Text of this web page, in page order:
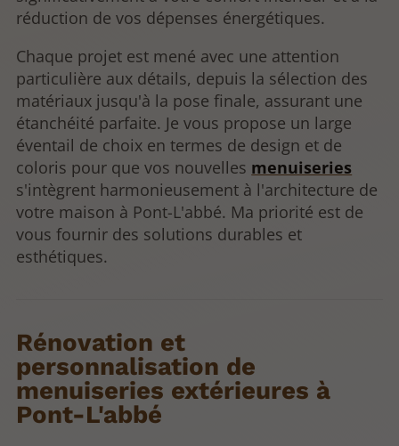
réduction de vos dépenses énergétiques.
Chaque projet est mené avec une attention
particulière aux détails, depuis la sélection des
matériaux jusqu'à la pose finale, assurant une
étanchéité parfaite. Je vous propose un large
éventail de choix en termes de design et de
coloris pour que vos nouvelles menuiseries
s'intègrent harmonieusement à l'architecture de
votre maison à Pont-L'abbé. Ma priorité est de
vous fournir des solutions durables et
esthétiques.
Rénovation et
personnalisation de
menuiseries extérieures à
Pont-L'abbé